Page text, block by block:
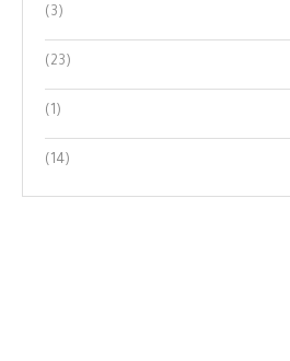
(3)
(23)
(1)
(14)